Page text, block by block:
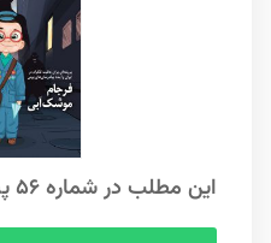
این مطلب در شماره ۵۶ پیوست منتشر شده است.